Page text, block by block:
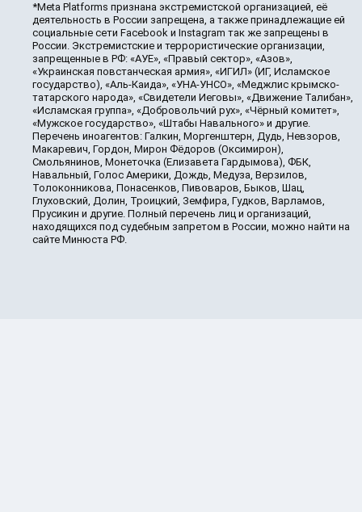
*Meta Platforms признана экстремистской организацией, её
деятельность в России запрещена, а также принадлежащие ей
социальные сети Facebook и Instagram так же запрещены в
России. Экстремистские и террористические организации,
запрещенные в РФ: «АУЕ», «Правый сектор», «Азов»,
«Украинская повстанческая армия», «ИГИЛ» (ИГ, Исламское
государство), «Аль-Каида», «УНА-УНСО», «Меджлис крымско-
татарского народа», «Свидетели Иеговы», «Движение Талибан»,
«Исламская группа», «Добровольчий рух», «Чёрный комитет»,
«Мужское государство», «Штабы Навального» и другие.
Перечень иноагентов: Галкин, Моргенштерн, Дудь, Невзоров,
Макаревич, Гордон, Мирон Фёдоров (Оксимирон),
Смольянинов, Монеточка (Елизавета Гардымова), ФБК,
Навальный, Голос Америки, Дождь, Медуза, Верзилов,
Толоконникова, Понасенков, Пивоваров, Быков, Шац,
Глуховский, Долин, Троицкий, Земфира, Гудков, Варламов,
Прусикин и другие. Полный перечень лиц и организаций,
находящихся под судебным запретом в России, можно найти на
сайте Минюста РФ.